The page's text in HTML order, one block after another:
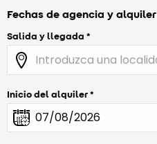
Fechas de agencia y alquiler
Salida y llegada
Inicio del alquiler